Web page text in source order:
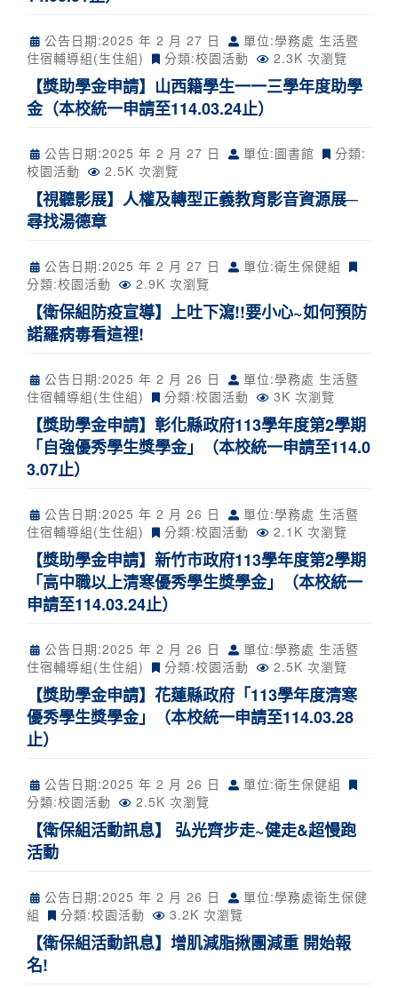
公告日期:2025 年 2 月 27 日
單位:學務處 生活暨
住宿輔導組(生住組)
分類:校園活動 2.3K 次瀏覽
【獎助學金申請】山西籍學生一一三學年度助學
金（本校統一申請至114.03.24止）
公告日期:2025 年 2 月 27 日 單位:圖書館
分類:
校園活動
2.5K 次瀏覽
【視聽影展】人權及轉型正義教育影音資源展─
尋找湯德章
公告日期:2025 年 2 月 27 日
單位:衛生保健組
分類:校園活動 2.9K 次瀏覽
【衛保組防疫宣導】上吐下瀉!!要小心~如何預防
諾羅病毒看這裡!
公告日期:2025 年 2 月 26 日
單位:學務處 生活暨
住宿輔導組(生住組)
分類:校園活動 3K 次瀏覽
【獎助學金申請】彰化縣政府113學年度第2學期
「自強優秀學生獎學金」（本校統一申請至114.0
3.07止）
公告日期:2025 年 2 月 26 日
單位:學務處 生活暨
住宿輔導組(生住組)
分類:校園活動 2.1K 次瀏覽
【獎助學金申請】新竹市政府113學年度第2學期
「高中職以上清寒優秀學生獎學金」（本校統一
申請至114.03.24止）
公告日期:2025 年 2 月 26 日
單位:學務處 生活暨
住宿輔導組(生住組)
分類:校園活動 2.5K 次瀏覽
【獎助學金申請】花蓮縣政府「113學年度清寒
優秀學生獎學金」（本校統一申請至114.03.28
止）
公告日期:2025 年 2 月 26 日
單位:衛生保健組
分類:校園活動 2.5K 次瀏覽
【衛保組活動訊息】 弘光齊步走~健走&超慢跑
活動
公告日期:2025 年 2 月 26 日
單位:學務處衛生保健
組
分類:校園活動 3.2K 次瀏覽
【衛保組活動訊息】增肌減脂揪團減重 開始報
名!